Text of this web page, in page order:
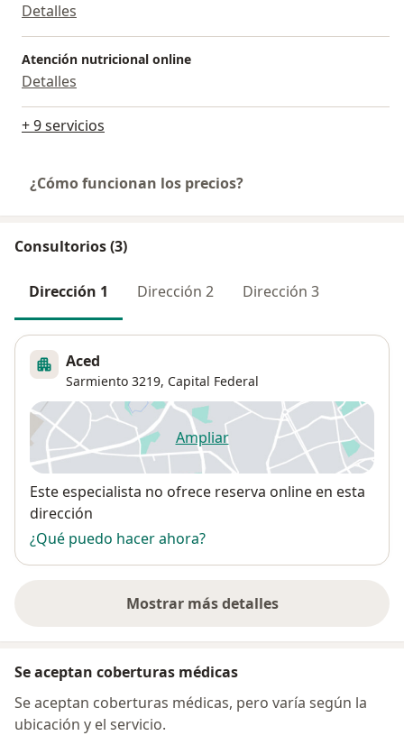
Detalles
Atención nutricional online
Detalles
+ 9 servicios
¿Cómo funcionan los precios?
Consultorios (3)
Dirección 1 Dirección 2 Dirección 3
Aced
Sarmiento 3219, Capital Federal
Ampliarse abre en una nueva
Disponibilidad
Este especialista no ofrece reserva online en esta
dirección
¿Qué puedo hacer ahora?
Mostrar más detalles
sobre la dirección
Se aceptan coberturas médicas
Se aceptan coberturas médicas, pero varía según la
ubicación y el servicio.